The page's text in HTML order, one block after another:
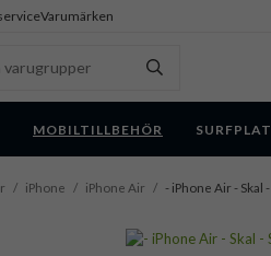
Varumärken
MOBILTILLBEHÖR
/ iPhone / iPhone Air / - iPhone Air - Skal